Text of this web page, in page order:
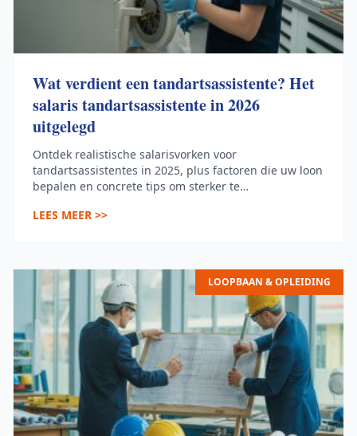
Wat verdient een tandartsassistente? Het
salaris tandartsassistente in 2026
uitgelegd
Ontdek realistische salarisvorken voor
tandartsassistentes in 2025, plus factoren die uw loon
bepalen en concrete tips om sterker te
LEES MEER >>
LOOPBAAN & OPLEIDING